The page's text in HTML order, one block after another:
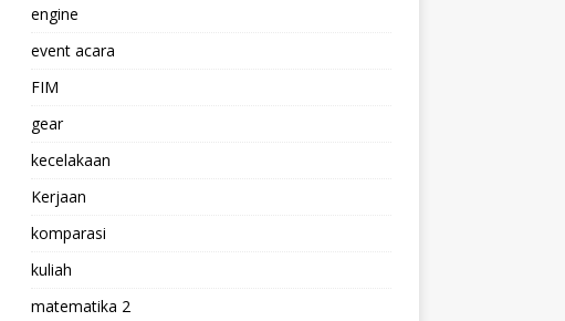
engine
event acara
FIM
gear
kecelakaan
Kerjaan
komparasi
kuliah
matematika 2